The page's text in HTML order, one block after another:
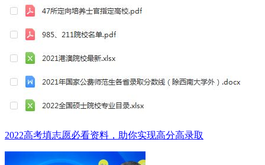
2022高考填志愿必看资料，助你实现高分高录取